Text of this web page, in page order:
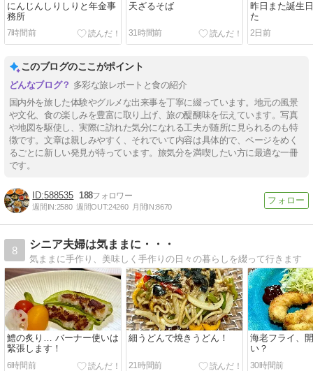
にんじんしりしりと年金事
務所
7時間前
天ざるそば
31時間前
昨日また誕生
た
2日前
このブログのここがポイント
多彩な旅レポートと食の紹介
国内外を旅した体験やグルメな出来事を丁寧に綴っています。地元の風景
や文化、食の楽しみを豊富に取り上げ、旅の醍醐味を伝えています。写真
や地図を駆使し、実際に訪れた気分になれる工夫が随所に見られるのも特
徴です。文章は親しみやすく、それでいて内容は具体的で、ページをめく
るごとに新しい発見が待っています。旅気分を満喫したい方に最適な一冊
です。
588535 188
週間IN:2580 週間OUT:24260 月間IN:8670
8
シニア夫婦は気ままに・・・
気ままに手作り、美味しく手作りの日々の暮らしを綴って行きます
鱧の炙り… バーナー使いは
緊張します！
6時間前
細うどんで焼きうどん！
21時間前
海老フライ、
い？
30時間前